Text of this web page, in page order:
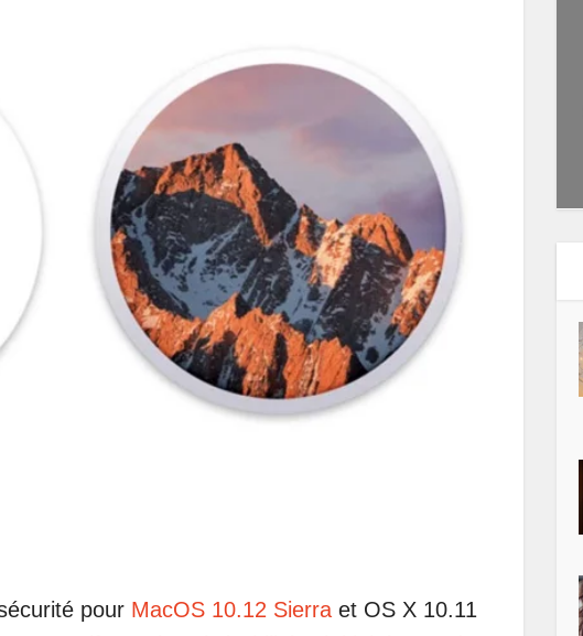
pour MacOS 10.12 Sierra et OS X 10.11